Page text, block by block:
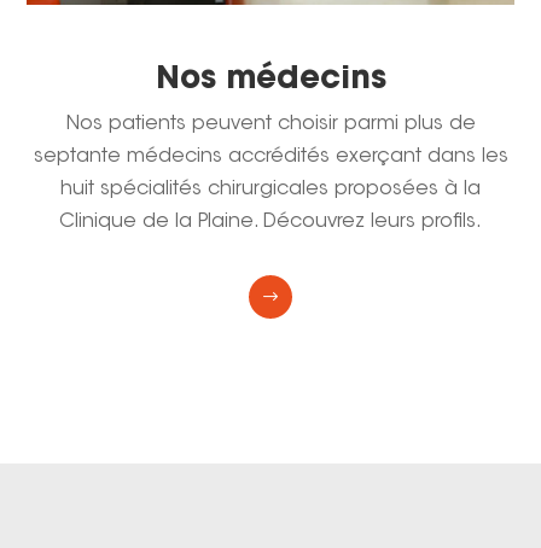
Nos médecins
Nos patients peuvent choisir parmi plus de
septante médecins accrédités exerçant dans les
huit spécialités chirurgicales proposées à la
Clinique de la Plaine. Découvrez leurs profils.
$